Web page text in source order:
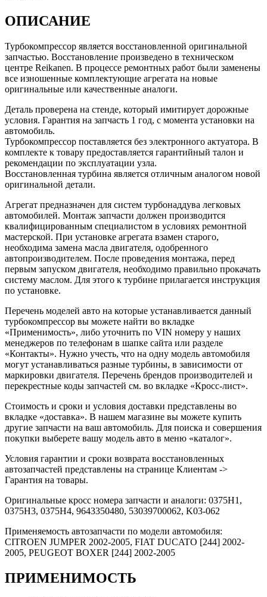
ОПИСАНИЕ
Турбокомпрессор является восстановленной оригинальной
запчастью. Восстановление произведено в техническом
центре Reikanen. В процессе ремонтных работ были заменены
все изношенные комплектующие агрегата на новые
оригинальные или качественные аналоги.
Деталь проверена на стенде, который имитирует дорожные
условия. Гарантия на запчасть 1 год, с момента установки на
автомобиль.
Турбокомпрессор поставляется без электронного актуатора. В
комплекте к товару предоставляется гарантийный талон и
рекомендации по эксплуатации узла.
Восстановленная турбина является отличным аналогом новой
оригинальной детали.
Агрегат предназначен для систем турбонаддува легковых
автомобилей. Монтаж запчасти должен производится
квалифицированным специалистом в условиях ремонтной
мастерской. При установке агрегата взамен старого,
необходима замена масла двигателя, одобренного
автопроизводителем. После проведения монтажа, перед
первым запуском двигателя, необходимо правильно прокачать
систему маслом. Для этого к турбине прилагается инструкция
по установке.
Перечень моделей авто на которые устанавливается данный
турбокомпрессор вы можете найти во вкладке
«Применимость», либо уточнить по VIN номеру у наших
менеджеров по телефонам в шапке сайта или разделе
«Контакты». Нужно учесть, что на одну модель автомобиля
могут устанавливаться разные турбины, в зависимости от
маркировки двигателя. Перечень брендов производителей и
перекрестные коды запчастей см. во вкладке «Кросс-лист».
Стоимость и сроки и условия доставки представлены во
вкладке «доставка». В нашем магазине вы можете купить
другие запчасти на ваш автомобиль. Для поиска и совершения
покупки выберете вашу модель авто в меню «каталог».
Условия гарантии и сроки возврата восстановленных
автозапчастей представлены на странице Клиентам ->
Гарантия на товары.
Оригинальные кросс номера запчасти и аналоги: 0375H1,
0375H3, 0375H4, 9643350480, 53039700062, K03-062
Применяемость автозапчасти по модели автомобиля:
CITROEN JUMPER 2002-2005, FIAT DUCATO [244] 2002-
2005, PEUGEOT BOXER [244] 2002-2005
ПРИМЕНИМОСТЬ